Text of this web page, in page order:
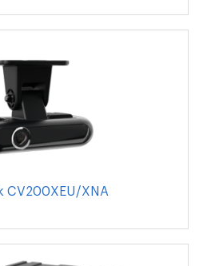
CV200XEU/XNA